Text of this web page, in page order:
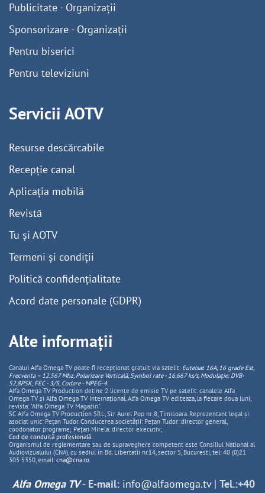
Publicitate - Organizații
Sponsorizare - Organizații
Pentru biserici
Pentru televiziuni
Servicii AOTV
Resurse descărcabile
Recepție canal
Aplicația mobilă
Revistă
Tu și AOTV
Termeni și condiții
Politică confidențialitate
Acord date personale (GDPR)
Alte informații
Canalul Alfa Omega TV poate fi recepționat gratuit via satelit: Eutelsat 16A, 16 grade Est,
Frecventa – 12.567 Mhz, PolarizareVerticală, Symbol rate - 16.667 ks/s, Modulație: DVB-
S2,8PSK, FEC - 3/5, Codare - MPEG-4.
Alfa Omega TV Production deține 2 licențe de emisie TV pe satelit: canalele Alfa
Omega TV și Alfa Omega TV Internațional. Alfa Omega TV editeaza, la fiecare doua luni,
revista: "Alfa Omega TV Magazin".
SC Alfa Omega TV Production SRL, Str Aurel Pop nr. 8, Timisoara. Reprezentant legal și
asociat unic: Pețan Tudor. Conducerea societății: Pețan Tudor: director general,
coodonator programe; Pețan Mirela: director executiv;
Cod de conduită profesională
Organismul de reglementare sau de supraveghere competent este Consiliul National al
Audiovizualului (CNA), cu sediul in Bd. Libertatii nr.14, sector 5, Bucuresti, tel: 40 (0)21
305 5350, email: cna@cna.ro
Alfa Omega TV- E-mail: info@alfaomega.tv| Tel.:+40